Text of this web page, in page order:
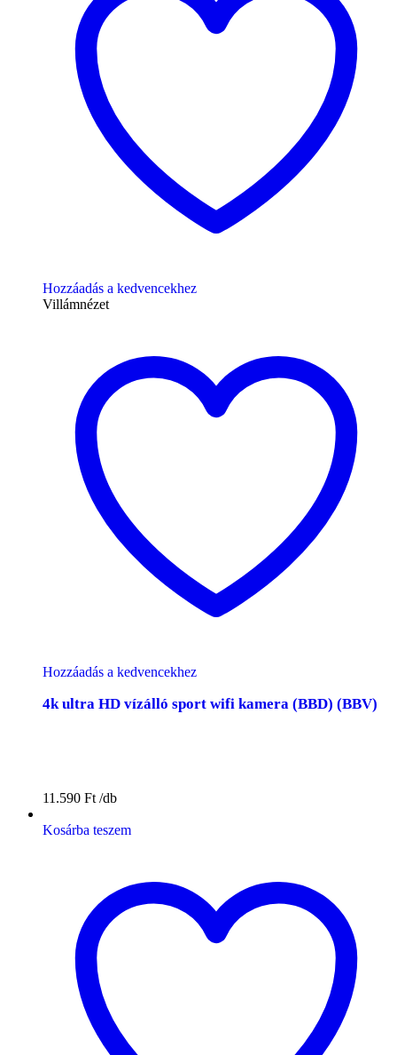
Hozzáadás a kedvencekhez
Villámnézet
Hozzáadás a kedvencekhez
4k ultra HD vízálló sport wifi kamera (BBD) (BBV)
11.590 Ft
Kosárba teszem